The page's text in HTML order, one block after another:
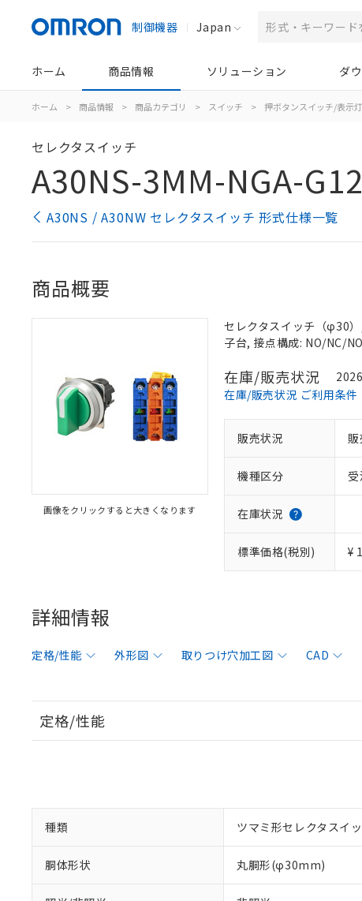
制御機器 Japan
ホーム 商品情報 ソリューション ダ
ホーム > 商品情報 > 商品カテゴリ > スイッチ > 押ボタンスイッチ/表示灯
セレクタスイッチ
A30NS-3MM-NGA-
A30NS / A30NW セレクタスイッチ 形式仕様一覧
商品概要
画像をクリックすると大きくなります
セレクタスイッチ（φ30
子台, 接点構成: NO/NC/NO
在庫/販売状況
在庫/販売状況 ご利用条件
販売状況
機種区分
在庫状況
標準価格(税別) ¥
詳細情報
定格/性能 外形図 取りつけ穴加工図 CAD
定格/性能
種類 ツマミ形セレクタスイ
胴体形状 丸胴形(φ30mm)